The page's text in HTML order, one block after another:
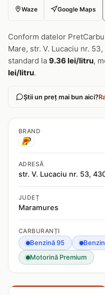
Waze Google Maps
Conform datelor
Mare, str. V. Lucaciu nr.
standard la 9.36 lei/litru,
lei/litru.
Știi un preț mai bun aici?
BRAND
ADRESĂ
str. V. Lucaciu nr. 53,
JUDEȚ
Maramures
CARBURANȚI
Benzină 95
Motorină Premium